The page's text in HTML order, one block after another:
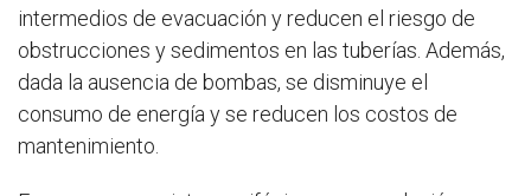
intermedios de evacuación y reducen el riesgo de
obstrucciones y sedimentos en las tuberías. Además,
dada la ausencia de bombas, se disminuye el
consumo de energía y se reducen los costos de
mantenimiento.